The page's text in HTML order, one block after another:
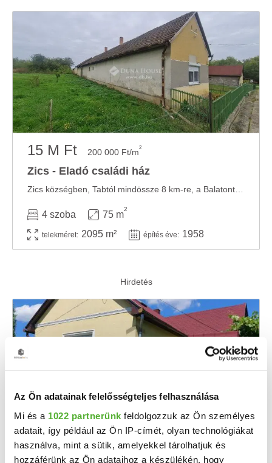
Az Ön adatainak felelősségteljes felhasználása
Mi és a 1022 partnerünk feldolgozzuk az Ön személyes
adatait, így például az Ön IP-címét, olyan technológiákat
használva, mint a sütik, amelyekkel tárolhatjuk és
hozzáférünk az Ön adataihoz a készülékén, hogy
15 M Ft 200 000 Ft/m2
Zics - Eladó családi ház
4 szoba 75 m
2
telekméret: 2095 m² építés éve: 1958
57 M Ft 380 000 Ft/m 2
Zics - Eladó családi ház